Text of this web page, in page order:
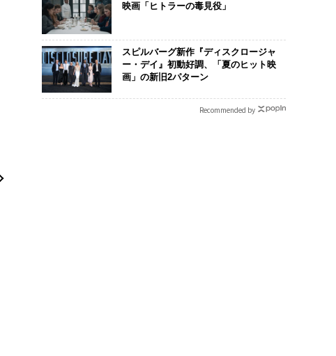
代ファームの全貌
映画「ヒトラーの毒見役」
スピルバーグ新作『ディスクロージャ
ー・デイ』初動好調、「夏のヒット映
画」の新旧2パターン
Recommended by